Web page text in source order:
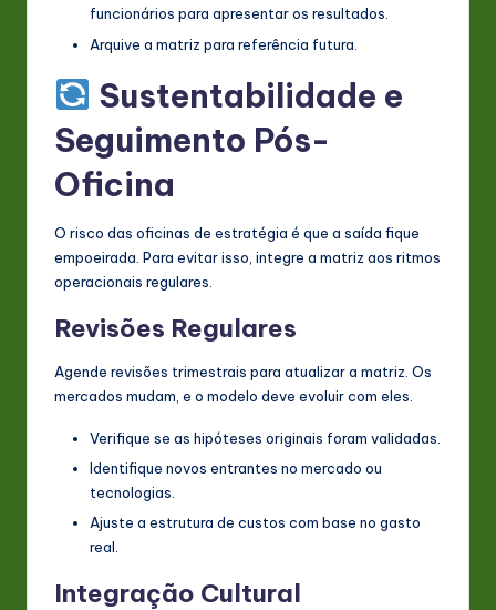
funcionários para apresentar os resultados.
Arquive a matriz para referência futura.
Sustentabilidade e
Seguimento Pós-
Oficina
O risco das oficinas de estratégia é que a saída fique
empoeirada. Para evitar isso, integre a matriz aos ritmos
operacionais regulares.
Revisões Regulares
Agende revisões trimestrais para atualizar a matriz. Os
mercados mudam, e o modelo deve evoluir com eles.
Verifique se as hipóteses originais foram validadas.
Identifique novos entrantes no mercado ou
tecnologias.
Ajuste a estrutura de custos com base no gasto
real.
Integração Cultural